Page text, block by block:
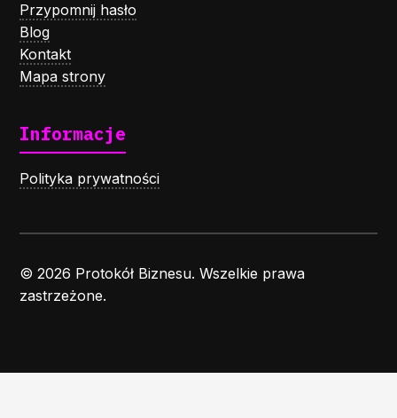
Przypomnij hasło
Blog
Kontakt
Mapa strony
Informacje
Polityka prywatności
© 2026 Protokół Biznesu. Wszelkie prawa
zastrzeżone.